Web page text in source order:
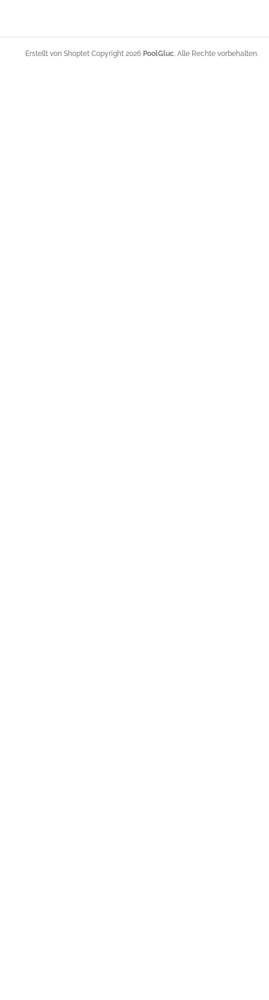
Erstellt von Shoptet Copyright 2026 PoolGluc. Alle Rechte vorbehalten.